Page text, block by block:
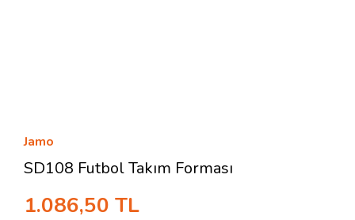
Jamo
SD108 Futbol Takım Forması
1.086,50 TL